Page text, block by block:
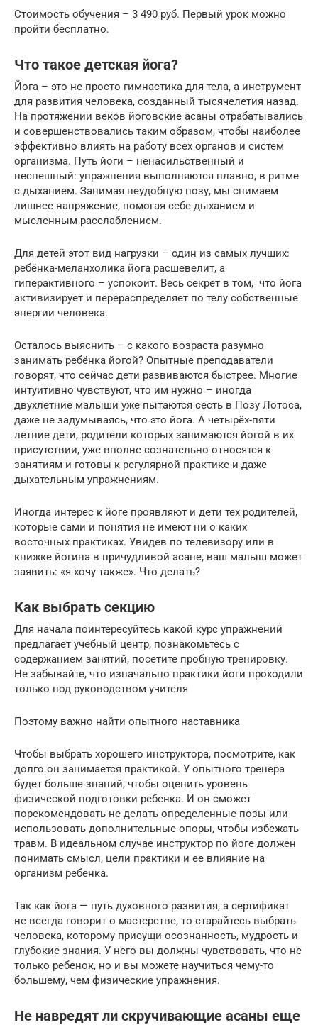
Стоимость обучения – 3 490 руб. Первый урок можно
пройти бесплатно.
Что такое детская йога?
Йога – это не просто гимнастика для тела, а инструмент
для развития человека, созданный тысячелетия назад.
На протяжении веков йоговские асаны отрабатывались
и совершенствовались таким образом, чтобы наиболее
эффективно влиять на работу всех органов и систем
организма. Путь йоги – ненасильственный и
неспешный: упражнения выполняются плавно, в ритме
с дыханием. Занимая неудобную позу, мы снимаем
лишнее напряжение, помогая себе дыханием и
мысленным расслаблением.
Для детей этот вид нагрузки – один из самых лучших:
ребёнка-меланхолика йога расшевелит, а
гиперактивного – успокоит. Весь секрет в том, что йога
активизирует и перераспределяет по телу собственные
энергии человека.
Осталось выяснить – с какого возраста разумно
занимать ребёнка йогой? Опытные преподаватели
говорят, что сейчас дети развиваются быстрее. Многие
интуитивно чувствуют, что им нужно – иногда
двухлетние малыши уже пытаются сесть в Позу Лотоса,
даже не задумываясь, что это йога. А четырёх-пяти
летние дети, родители которых занимаются йогой в их
присутствии, уже вполне сознательно относятся к
занятиям и готовы к регулярной практике и даже
дыхательным упражнениям.
Иногда интерес к йоге проявляют и дети тех родителей,
которые сами и понятия не имеют ни о каких
восточных практиках. Увидев по телевизору или в
книжке йогина в причудливой асане, ваш малыш может
заявить: «я хочу также». Что делать?
Как выбрать секцию
Для начала поинтересуйтесь какой курс упражнений
предлагает учебный центр, познакомьтесь с
содержанием занятий, посетите пробную тренировку.
Не забывайте, что изначально практики йоги проходили
только под руководством учителя
Поэтому важно найти опытного наставника
Чтобы выбрать хорошего инструктора, посмотрите, как
долго он занимается практикой. У опытного тренера
будет больше знаний, чтобы оценить уровень
физической подготовки ребенка. И он сможет
порекомендовать не делать определенные позы или
использовать дополнительные опоры, чтобы избежать
травм. В идеальном случае инструктор по йоге должен
понимать смысл, цели практики и ее влияние на
организм ребенка.
Так как йога — путь духовного развития, а сертификат
не всегда говорит о мастерстве, то старайтесь выбрать
человека, которому присущи осознанность, мудрость и
глубокие знания. У него вы должны чувствовать, что не
только ребенок, но и вы можете научиться чему-то
большему, чем физические упражнения.
Не навредят ли скручивающие асаны еще